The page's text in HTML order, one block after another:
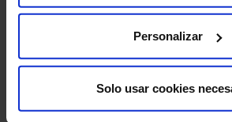
Personalizar
Solo usar cookies
Suscríbete y cuida tu salud
Recibe contenido exclusivo sobre
y tratamientos. La mejor forma de
comienza con estar informado.